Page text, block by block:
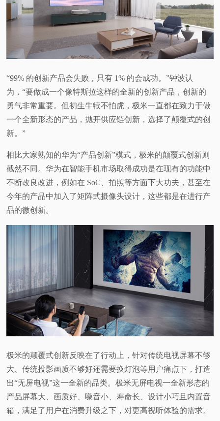
“99% 的创新产品会失败，只有 1% 的会成功。”钟波认
为，“要做成一个像特斯拉这样的全新的创新产品，创新的
勇气非常重要。但初生牛犊不怕虎，极米一直都在致力于做
一个全新形态的产品，抛开供应链创新，选择了颠覆式的创
新。”
相比大家熟知的华为“产品创新”模式，极米的颠覆式创新则
截然不同。华为在智能手机市场取得成功是在现有的功能中
不断改良改进，例如在 SoC、拍照等方面下大功夫，甚至在
今年的产品中加入了矩阵式摄像头设计，这些都是在进行产
品的微创新。
极米的颠覆式创新反映在了行动上，针对传统电视屏幕不够
大、传统投影画质不够好还需要换灯泡等用户痛点下，打造
出“无屏电视”这一全新的品类。极米无屏电视一全新形态的
产品屏幕大、画质好、噪音小、寿命长、设计小巧且内置音
箱，满足了用户在消费升级之下，对更高视听体验的需求。